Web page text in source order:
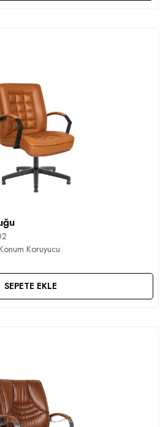
Koruyucu
SEPETE EKLE